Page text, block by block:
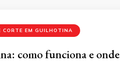
CORTE EM GUILHOTINA
como funciona e onde